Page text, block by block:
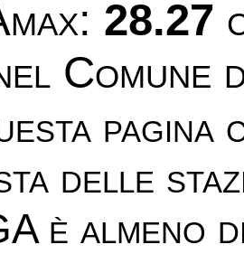
28.27
Comune
delle
è almeno